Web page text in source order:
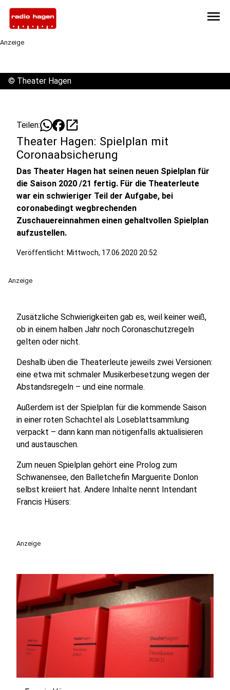
menu
Anzeige
© Theater Hagen
Teilen: open_in_new
Theater Hagen: Spielplan mit
Coronaabsicherung
Das Theater Hagen hat seinen neuen Spielplan für
die Saison 2020 /21 fertig. Für die Theaterleute
war ein schwieriger Teil der Aufgabe, bei
coronabedingt wegbrechenden
Zuschauereinnahmen einen gehaltvollen Spielplan
aufzustellen.
Veröffentlicht: Mittwoch, 17.06.2020 20:52
Anzeige
Zusätzliche Schwierigkeiten gab es, weil keiner weiß,
ob in einem halben Jahr noch Coronaschutzregeln
gelten oder nicht.
Deshalb üben die Theaterleute jeweils zwei Versionen:
eine etwa mit schmaler Musikerbesetzung wegen der
Abstandsregeln – und eine normale.
Außerdem ist der Spielplan für die kommende Saison
in einer roten Schachtel als Loseblattsammlung
verpackt – dann kann man nötigenfalls aktualisieren
und austauschen.
Zum neuen Spielplan gehört eine Prolog zum
Schwanensee, den Balletchefin Marguerite Donlon
selbst kreiiert hat. Andere Inhalte nennt Intendant
Francis Hüsers:
Anzeige